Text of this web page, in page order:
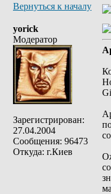
Вернуться к началу
yorick
Модератор
Зарегистрирован:
27.04.2004
Сообщения: 96473
Откуда: г.Киев